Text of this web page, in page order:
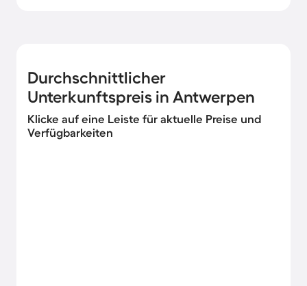
Durchschnittlicher
Unterkunftspreis in Antwerpen
Klicke auf eine Leiste für aktuelle Preise und
Verfügbarkeiten